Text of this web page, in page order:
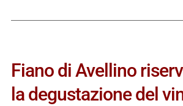
Fiano di Avellino
la degustazione del